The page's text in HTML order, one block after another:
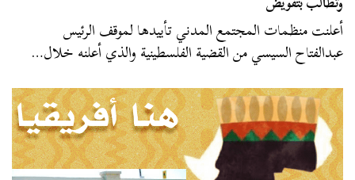
أعلنت منظمات المجتمع المدني تأييدها لموقف الرئيس
عبدالفتاح السيسي من القضية الفلسطينية والذي أعلنه خلال…